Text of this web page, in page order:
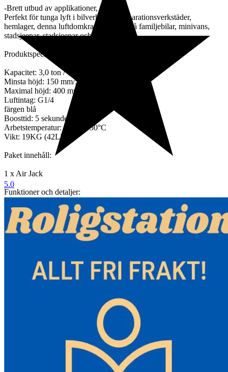
-Brett utbud av applikationer,
Perfekt för tunga lyft i bilverkstäder, reparationsverkstäder,
hemlager, denna luftdomkraft fungerar på familjebilar, minivans,
stadsjeepar, stadsjeepar och mer.
Produktspecifikationer:
Kapacitet: 3,0 ton / 6600 lbs
Minsta höjd: 150 mm/5,9 tum
Maximal höjd: 400 mm/15,75 tum
Luftintag: G1/4
färgen blå
Boosttid: 5 sekunder
Arbetstemperatur: -60°C~ 50°C
Vikt: 19KG (42LBS)
Paket innehåll:
1 x Air Jack
Funktioner och detaljer:
- Arbetsbesparande domkraft: Pneumatisk domkraftskapacitet: 6600
lbs/3T. Minsta höjd: 5,9"/150mm. Maximal höjd: 15,75"/400mm.
Lyfter upp på bara 5 sekunder. Arbetstemperatur: -60°C~50°C.
Luftintag: G1/4. Detta tredubbla fickjack är det enklaste och
-Tung konstruktion: Denna pneumatiska domkraft är ett höghållfast
stål, vilket gör hela kroppen stark och hållbar. Den mycket
förseglade krockkudden kommer inte att läcka eller repas. Dessutom
dig att underhålla din bil när som helst och var som helst.
- Säker användning: Håll först den röda ventilen stängd, öppna den
gröna ventilen och mata in tryckluft; när den är uppblåst till en viss
höjd, stäng den gröna ventilen. Efter användning, öppna den röda
ventilen för att släppa ut luften. Säkerhetsventilen i mitten
säkerställer att den insprutade gasen inte är överdriven, vilket
säkerställer säkerheten vid användningsprocessen.
5.0